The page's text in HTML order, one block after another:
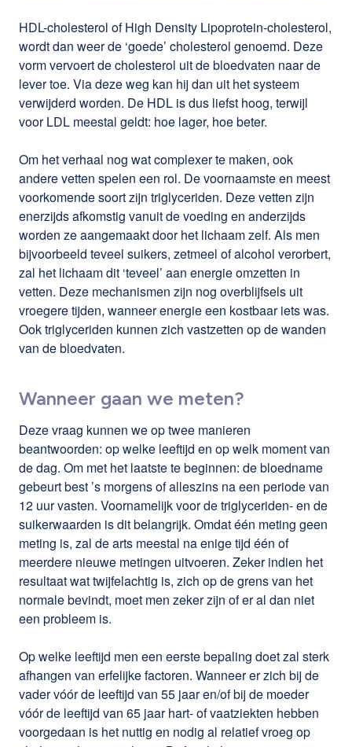
HDL-cholesterol of High Density Lipoprotein-cholesterol,
wordt dan weer de ‘goede’ cholesterol genoemd. Deze
vorm vervoert de cholesterol uit de bloedvaten naar de
lever toe. Via deze weg kan hij dan uit het systeem
verwijderd worden. De HDL is dus liefst hoog, terwijl
voor LDL meestal geldt: hoe lager, hoe beter.
Om het verhaal nog wat complexer te maken, ook
andere vetten spelen een rol. De voornaamste en meest
voorkomende soort zijn triglyceriden. Deze vetten zijn
enerzijds afkomstig vanuit de voeding en anderzijds
worden ze aangemaakt door het lichaam zelf. Als men
bijvoorbeeld teveel suikers, zetmeel of alcohol verorbert,
zal het lichaam dit ‘teveel’ aan energie omzetten in
vetten. Deze mechanismen zijn nog overblijfsels uit
vroegere tijden, wanneer energie een kostbaar iets was.
Ook triglyceriden kunnen zich vastzetten op de wanden
van de bloedvaten.
Wanneer gaan we meten?
Deze vraag kunnen we op twee manieren
beantwoorden: op welke leeftijd en op welk moment van
de dag. Om met het laatste te beginnen: de bloedname
gebeurt best ’s morgens of alleszins na een periode van
12 uur vasten. Voornamelijk voor de triglyceriden- en de
suikerwaarden is dit belangrijk. Omdat één meting geen
meting is, zal de arts meestal na enige tijd één of
meerdere nieuwe metingen uitvoeren. Zeker indien het
resultaat wat twijfelachtig is, zich op de grens van het
normale bevindt, moet men zeker zijn of er al dan niet
een probleem is.
Op welke leeftijd men een eerste bepaling doet zal sterk
afhangen van erfelijke factoren. Wanneer er zich bij de
vader vóór de leeftijd van 55 jaar en/of bij de moeder
vóór de leeftijd van 65 jaar hart- of vaatziekten hebben
voorgedaan is het nuttig en nodig al relatief vroeg op